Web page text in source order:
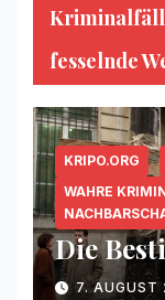
fesselnde
KRIPO.ORG
WAHRE
Die
7.